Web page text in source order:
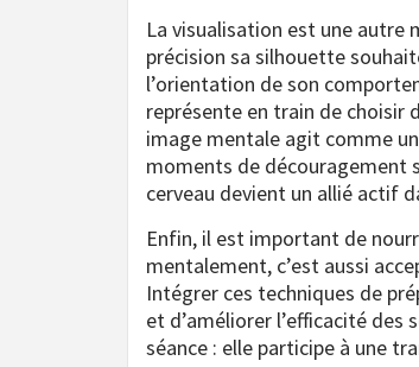
La visualisation est une autre
précision sa silhouette
l’orientation de son
représente en train de choisir
image mentale agit comme
moments de découragement
cerveau devient un allié actif
Enfin, il est important de
mentalement, c’est aussi
Intégrer ces techniques de
et d’améliorer l’efficacité des
séance : elle participe à une